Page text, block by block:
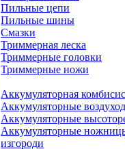
Пильные цепи
Пильные шины
Смазки
Триммерная леска
Триммерные головки
Триммерные ножи
Аккумуляторная
Аккумуляторные
Аккумуляторные
Аккумуляторные
изгороди